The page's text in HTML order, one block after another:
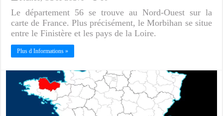
Le département 56 se trouve au Nord-Ouest sur la
carte de France. Plus précisément, le Morbihan se situe
entre le Finistère et les pays de la Loire.
Plus d Informations »